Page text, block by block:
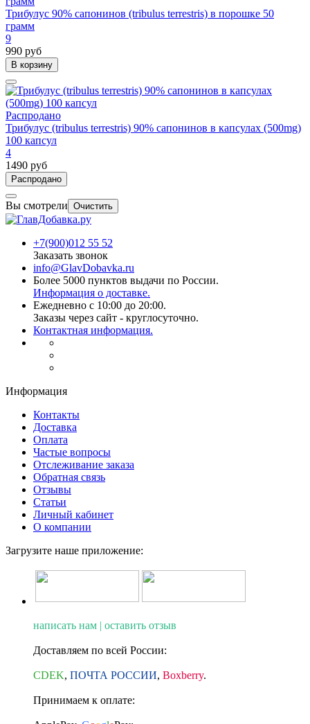
Трибулус 90% сапонинов (tribulus terrestris) в порошке 50
грамм
9
990 руб
В корзину
Распродано
Трибулус (tribulus terrestris) 90% сапонинов в капсулах (500mg)
100 капсул
4
1490 руб
Распродано
Вы смотрели Очистить
+7(900)012 55 52
Заказать звонок
info@GlavDobavka.ru
Более 5000 пунктов выдачи по России.
Информация о доставке.
Ежедневно с 10:00 до 20:00.
Заказы через сайт - круглосуточно.
Контактная информация.
Информация
Контакты
Доставка
Оплата
Частые вопросы
Отслеживание заказа
Обратная связь
Отзывы
Статьи
Личный кабинет
О компании
Загрузите наше приложение:
написать нам | оставить отзыв
Доставляем по всей России:
CDEK, ПОЧТА РОССИИ, Boxberry.
Принимаем к оплате: